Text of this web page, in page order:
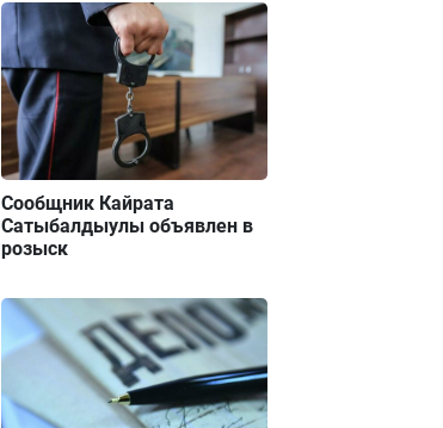
Сообщник Кайрата
Сатыбалдыулы объявлен в
розыск